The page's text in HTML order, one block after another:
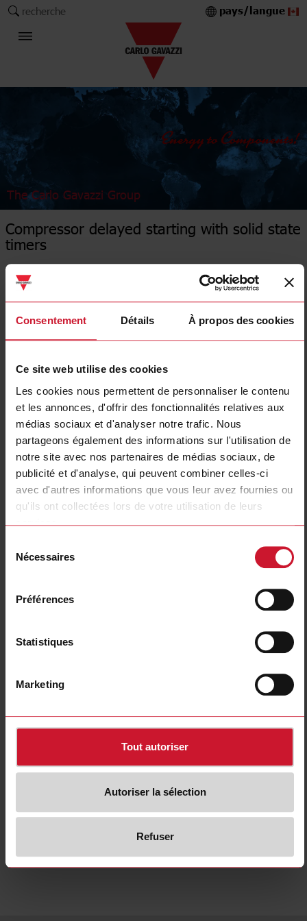
Consentement Détails À propos des cookies
Ce site web utilise des cookies
Les cookies nous permettent de personnaliser le contenu
et les annonces, d'offrir des fonctionnalités relatives aux
médias sociaux et d'analyser notre trafic. Nous
partageons également des informations sur l'utilisation de
notre site avec nos partenaires de médias sociaux, de
publicité et d'analyse, qui peuvent combiner celles-ci
avec d'autres informations que vous leur avez fournies ou
qu'ils ont collectées lors de votre utilisation de leurs
services.
Nécessaires
Préférences
Statistiques
Marketing
Tout autoriser
Autoriser la sélection
Refuser
recherche pays/langue
The Carlo Gavazzi Group
Compressor delayed starting with solid state
timers
Détails
Fiche technique
Détails
Fiche technique
EASSM2310M
Détails
Fiche technique
EASSM2310SF